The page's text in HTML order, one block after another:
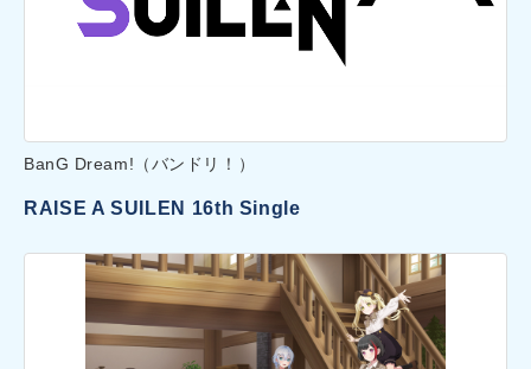
BanG Dream!（バンドリ！）
RAISE A SUILEN 16th Single